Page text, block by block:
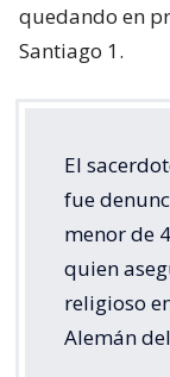
quedando en
Santiago 1.
El
fue
menor de
quien
religioso
Alemán